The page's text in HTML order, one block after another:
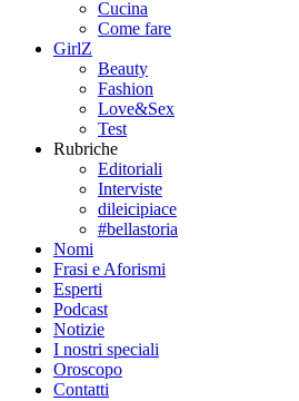
Cucina
Come fare
GirlZ
Beauty
Fashion
Love&Sex
Test
Rubriche
Editoriali
Interviste
dileicipiace
#bellastoria
Nomi
Frasi e Aforismi
Esperti
Podcast
Notizie
I nostri speciali
Oroscopo
Contatti